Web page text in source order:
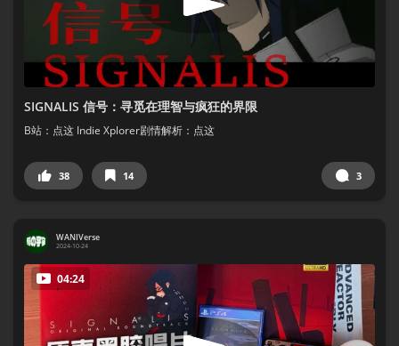
SIGNALIS 信号：寻觅在理智与疯狂的界限
B站：点这 Indie Xplorer剧情解析：点这
38 14 3
WANIVerse
2024-10-24
04:24